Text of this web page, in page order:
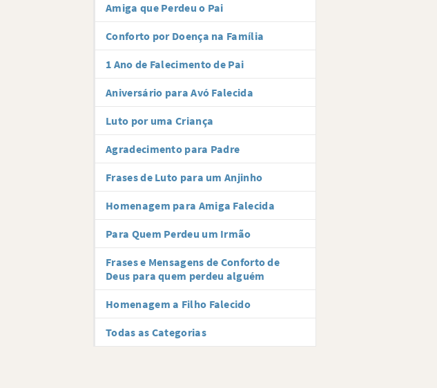
Amiga que Perdeu o Pai
Conforto por Doença na Família
1 Ano de Falecimento de Pai
Aniversário para Avó Falecida
Luto por uma Criança
Agradecimento para Padre
Frases de Luto para um Anjinho
Homenagem para Amiga Falecida
Para Quem Perdeu um Irmão
Frases e Mensagens de Conforto de
Deus para quem perdeu alguém
Homenagem a Filho Falecido
Todas as Categorias